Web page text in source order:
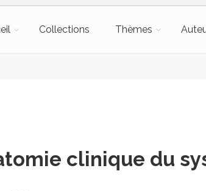
Collections Thèmes
clinique du